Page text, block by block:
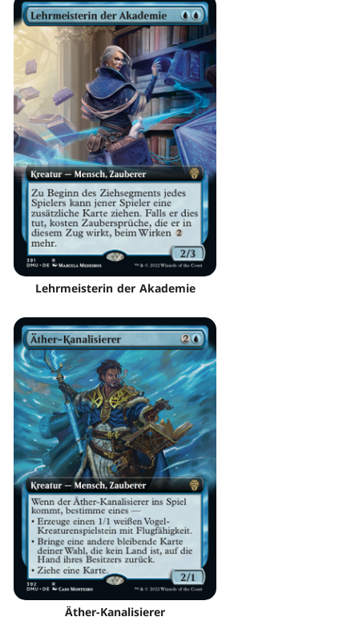
Lehrmeisterin der Akademie
Äther-Kanalisierer